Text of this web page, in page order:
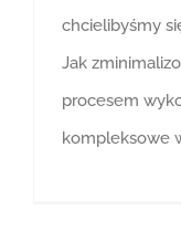
chcielibyśmy
Jak
procesem
kompleksowe